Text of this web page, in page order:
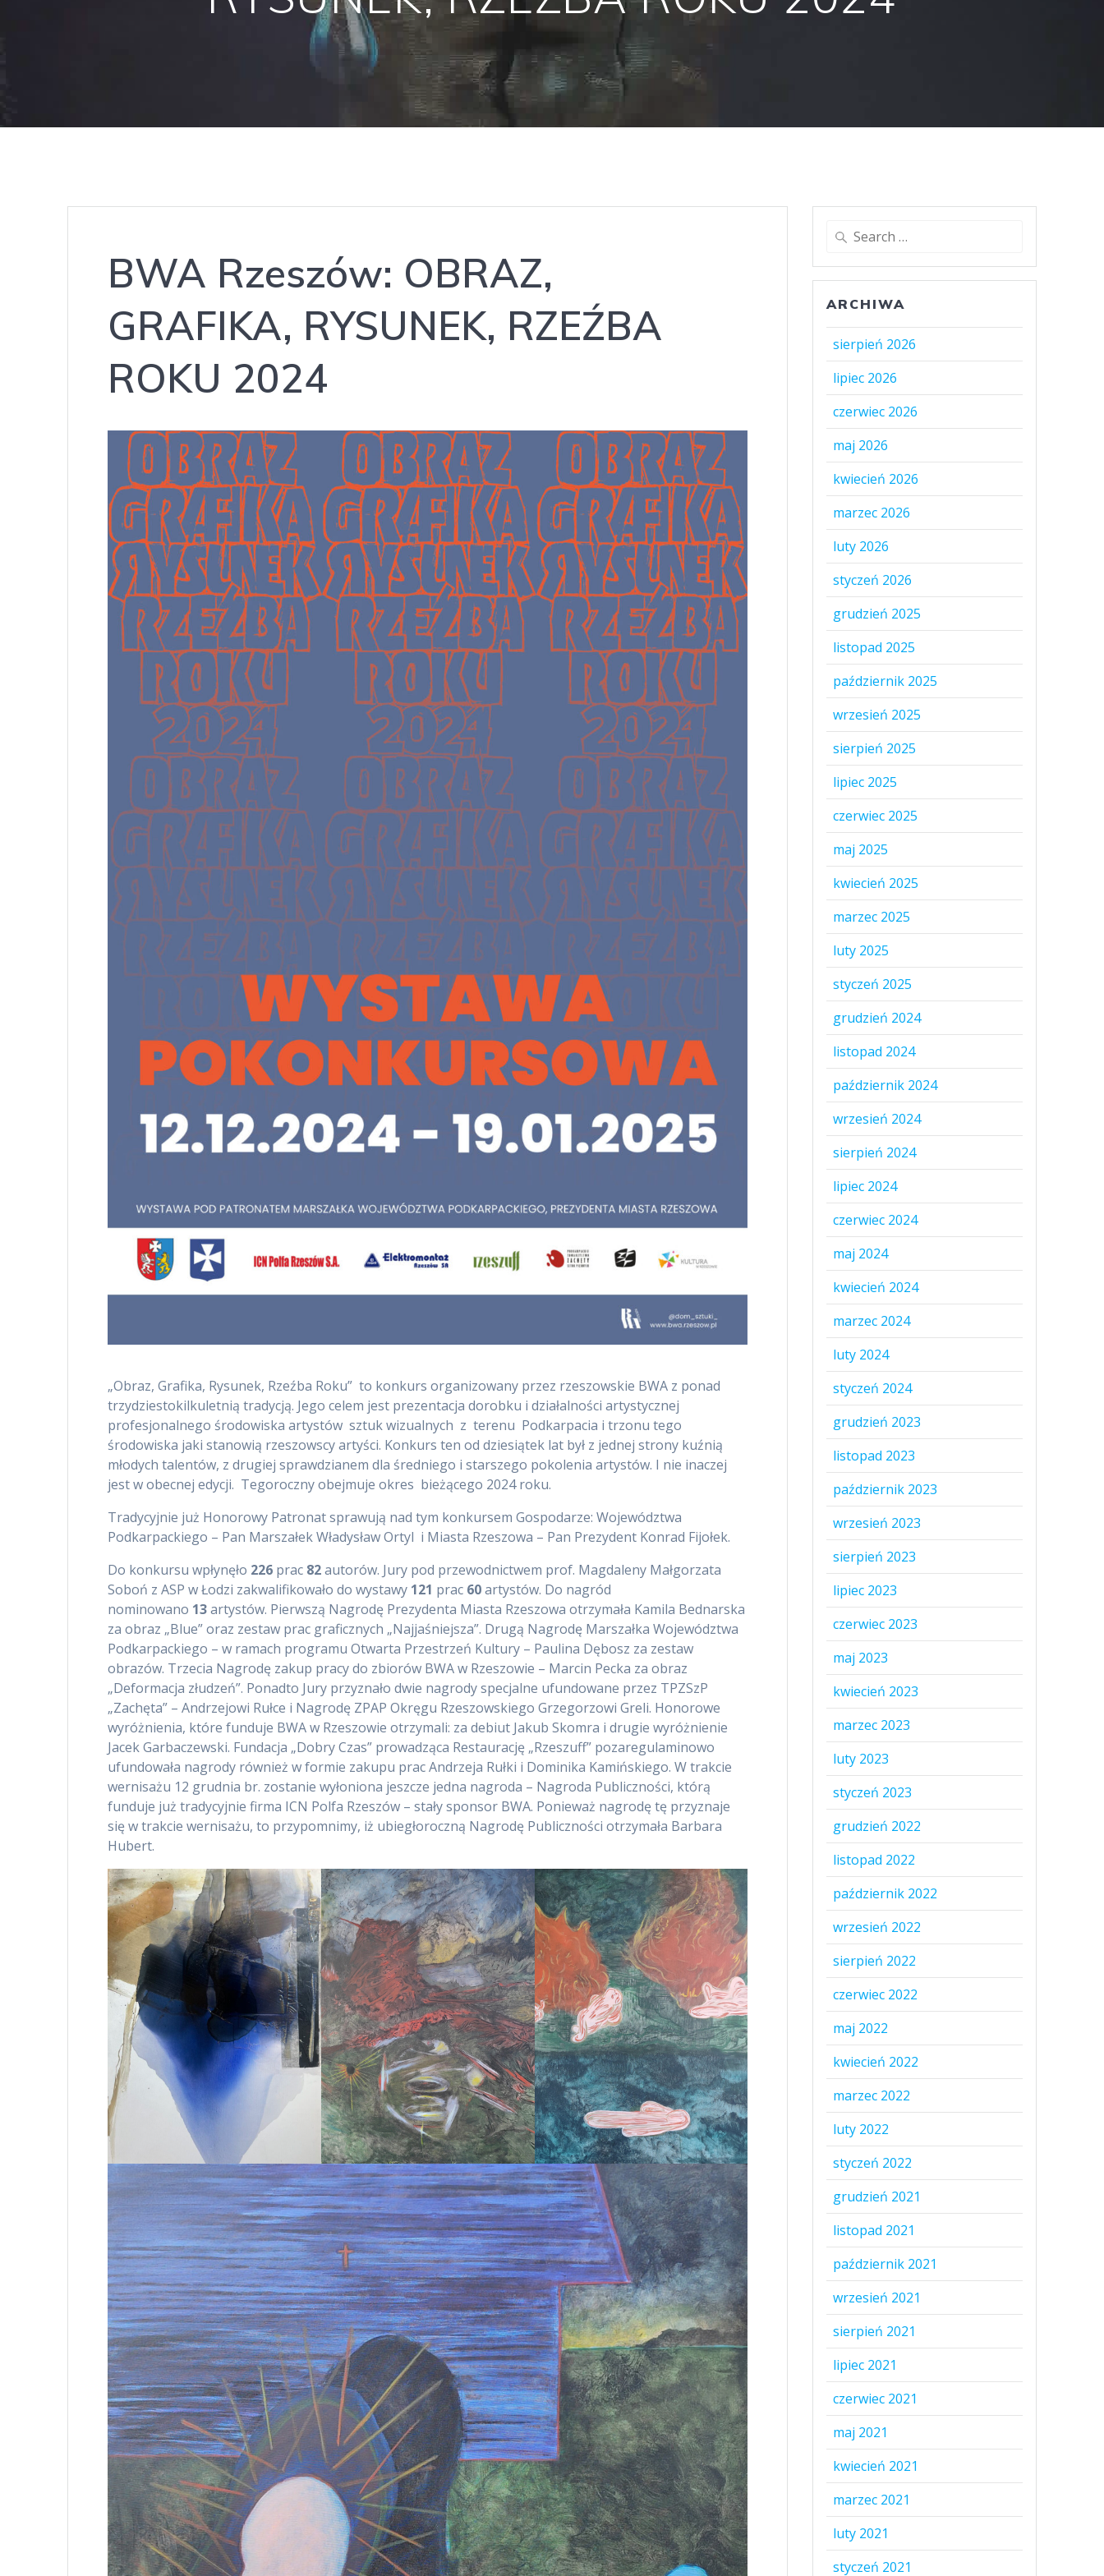
BWA Rzeszów: OBRAZ,
GRAFIKA, RYSUNEK, RZEŹBA
ROKU 2024
„Obraz, Grafika, Rysunek, Rzeźba Roku” to konkurs organizowany przez rzeszowskie BWA z ponad
trzydziestokilkuletnią tradycją. Jego celem jest prezentacja dorobku i działalności artystycznej
profesjonalnego środowiska artystów sztuk wizualnych z terenu Podkarpacia i trzonu tego
środowiska jaki stanowią rzeszowscy artyści. Konkurs ten od dziesiątek lat był z jednej strony kuźnią
młodych talentów, z drugiej sprawdzianem dla średniego i starszego pokolenia artystów. I nie inaczej
jest w obecnej edycji. Tegoroczny obejmuje okres bieżącego 2024 roku.
Tradycyjnie już Honorowy Patronat sprawują nad tym konkursem Gospodarze: Województwa
Podkarpackiego – Pan Marszałek Władysław Ortyl i Miasta Rzeszowa – Pan Prezydent Konrad Fijołek.
Do konkursu wpłynęło 226 prac 82autorów. Jury pod przewodnictwem prof. Magdaleny Małgorzata
Soboń z ASP w Łodzi zakwalifikowało do wystawy 121 prac 60artystów. Do nagród
nominowano 13artystów. Pierwszą Nagrodę Prezydenta Miasta Rzeszowa otrzymała Kamila Bednarska
za obraz „Blue” oraz zestaw prac graficznych „Najjaśniejsza”. Drugą Nagrodę Marszałka Województwa
Podkarpackiego – w ramach programu Otwarta Przestrzeń Kultury – Paulina Dębosz za zestaw
obrazów. Trzecia Nagrodę zakup pracy do zbiorów BWA w Rzeszowie – Marcin Pecka za obraz
„Deformacja złudzeń”. Ponadto Jury przyznało dwie nagrody specjalne ufundowane przez TPZSzP
„Zachęta” – Andrzejowi Rułce i Nagrodę ZPAP Okręgu Rzeszowskiego Grzegorzowi Greli. Honorowe
wyróżnienia, które funduje BWA w Rzeszowie otrzymali: za debiut Jakub Skomra i drugie wyróżnienie
Jacek Garbaczewski. Fundacja „Dobry Czas” prowadząca Restaurację „Rzeszuff” pozaregulaminowo
ufundowała nagrody również w formie zakupu prac Andrzeja Rułki i Dominika Kamińskiego. W trakcie
wernisażu 12 grudnia br. zostanie wyłoniona jeszcze jedna nagroda – Nagroda Publiczności, którą
funduje już tradycyjnie firma ICN Polfa Rzeszów – stały sponsor BWA. Ponieważ nagrodę tę przyznaje
się w trakcie wernisażu, to przypomnimy, iż ubiegłoroczną Nagrodę Publiczności otrzymała Barbara
Hubert.
Search
ARCHIWA
sierpień 2026
lipiec 2026
czerwiec 2026
maj 2026
kwiecień 2026
marzec 2026
luty 2026
styczeń 2026
grudzień 2025
listopad 2025
październik 2025
wrzesień 2025
sierpień 2025
lipiec 2025
czerwiec 2025
maj 2025
kwiecień 2025
marzec 2025
luty 2025
styczeń 2025
grudzień 2024
listopad 2024
październik 2024
wrzesień 2024
sierpień 2024
lipiec 2024
czerwiec 2024
maj 2024
kwiecień 2024
marzec 2024
luty 2024
styczeń 2024
grudzień 2023
listopad 2023
październik 2023
wrzesień 2023
sierpień 2023
lipiec 2023
czerwiec 2023
maj 2023
kwiecień 2023
marzec 2023
luty 2023
styczeń 2023
grudzień 2022
listopad 2022
październik 2022
wrzesień 2022
sierpień 2022
czerwiec 2022
maj 2022
kwiecień 2022
marzec 2022
luty 2022
styczeń 2022
grudzień 2021
listopad 2021
październik 2021
wrzesień 2021
sierpień 2021
lipiec 2021
czerwiec 2021
maj 2021
kwiecień 2021
marzec 2021
luty 2021
styczeń 2021